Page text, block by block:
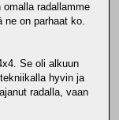
radallamme
ne on parhaat ko.
Se oli alkuun
hyvin ja
radalla, vaan